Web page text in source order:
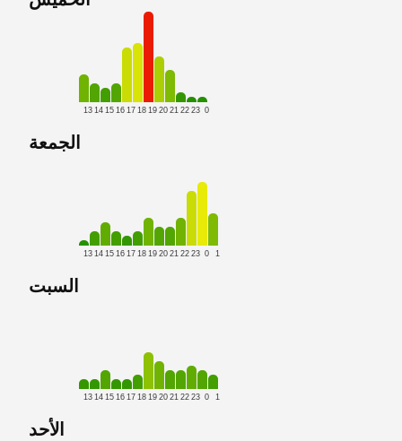
13 14 15 16 17 18 19 20 21 22 23 0
الجمعة
13 14 15 16 17 18 19 20 21 22 23 0 1
السبت
13 14 15 16 17 18 19 20 21 22 23 0 1
الأحد